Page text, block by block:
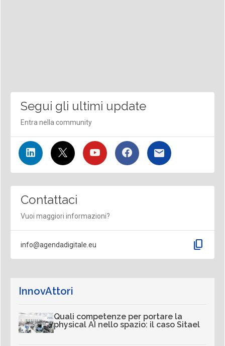
Segui gli ultimi update
Entra nella community
Contattaci
Vuoi maggiori informazioni?
info@agendadigitale.eu content_copy
InnovAttori
Quali competenze per portare la
physical AI nello spazio: il caso Sitael